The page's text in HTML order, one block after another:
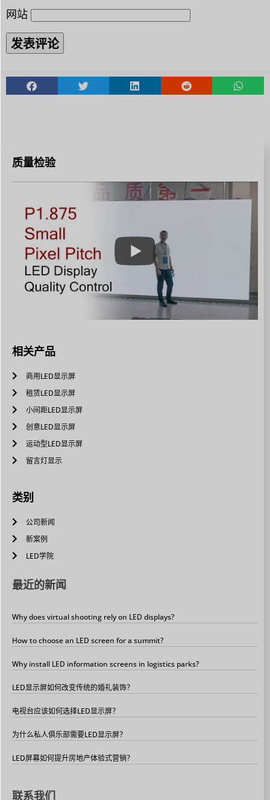
网站
质量检验
相关产品
商用LED显示屏
租赁LED显示屏
小间距LED显示屏
创意LED显示屏
运动型LED显示屏
留言灯显示
类别
公司新闻
新案例
LED学院
最近的新闻
Why does virtual shooting rely on LED displays?
How to choose an LED screen for a summit?
Why install LED information screens in logistics parks?
LED显示屏如何改变传统的婚礼装饰？
电视台应该如何选择LED显示屏？
为什么私人俱乐部需要LED显示屏？
LED屏幕如何提升房地产体验式营销？
联系我们